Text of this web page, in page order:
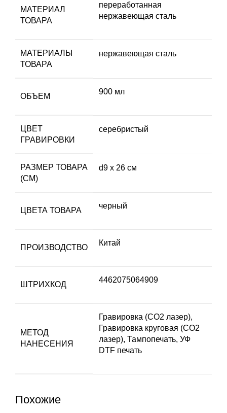
МАТЕРИАЛ
ТОВАРА
переработанная
нержавеющая сталь
МАТЕРИАЛЫ
ТОВАРА
нержавеющая cталь
ОБЪЕМ
900 мл
ЦВЕТ
ГРАВИРОВКИ
серебристый
РАЗМЕР ТОВАРА
(СМ)
d9 х 26 см
ЦВЕТА ТОВАРА
черный
ПРОИЗВОДСТВО
Китай
ШТРИХКОД
4462075064909
МЕТОД
НАНЕСЕНИЯ
Гравировка (CO2 лазер),
Гравировка круговая (CO2
лазер), Тампопечать, УФ
DTF печать
Похожие